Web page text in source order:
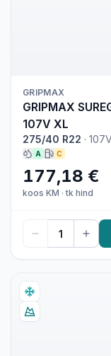
GRIPMAX
GRIPMAX
107V XL
275/40 R22 · 107V
A C
177,18 €
koos KM ·tk hind